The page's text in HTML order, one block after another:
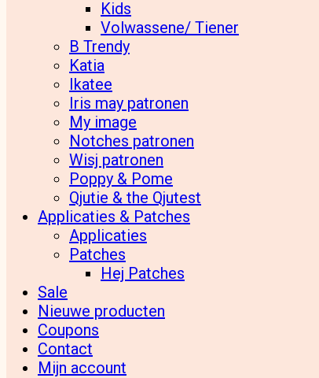
Kids
Volwassene/ Tiener
B Trendy
Katia
Ikatee
Iris may patronen
My image
Notches patronen
Wisj patronen
Poppy & Pome
Qjutie & the Qjutest
Applicaties & Patches
Applicaties
Patches
Hej Patches
Sale
Nieuwe producten
Coupons
Contact
Mijn account